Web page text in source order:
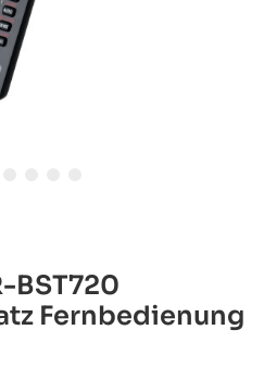
BST720
Fernbedienung